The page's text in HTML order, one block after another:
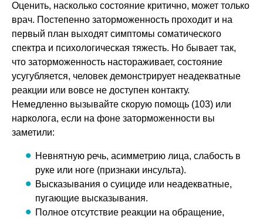
Оценить, насколько состояние критично, может только
врач. Постепенно заторможенность проходит и на
первый план выходят симптомы соматического
спектра и психологическая тяжесть. Но бывает так,
что заторможенность настораживает, состояние
усугубляется, человек демонстрирует неадекватные
реакции или вовсе не доступен контакту.
Немедленно вызывайте скорую помощь (103) или
нарколога, если на фоне заторможенности вы
заметили:
Невнятную речь, асимметрию лица, слабость в
руке или ноге (признаки инсульта).
Высказывания о суициде или неадекватные,
пугающие высказывания.
Полное отсутствие реакции на обращение,